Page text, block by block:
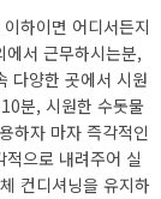
하이면 어디서든지
서 근무하시는분,
다양한 곳에서 시원
분, 시원한 수돗물
하자 마자 즉각적인
으로 내려주어 실
컨디셔닝을 유지하